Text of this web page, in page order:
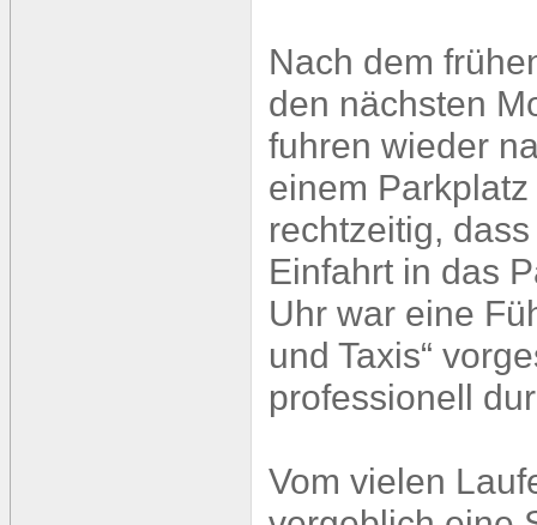
Nach dem
den nächsten
fuhren wieder
einem
rechtzeitig,
Einfahrt in das
Uhr war eine
und Taxis“
professionell
Vom vielen